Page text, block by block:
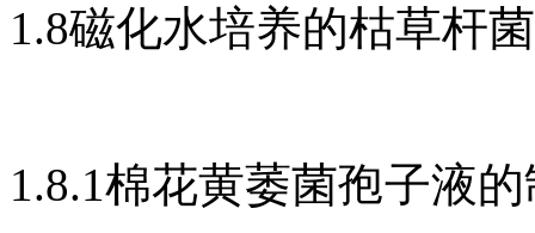
1.8磁化水培养的枯草杆
1.8.1棉花黄萎菌孢子液